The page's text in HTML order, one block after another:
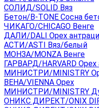
СОЛИД/SOLID Вяз
Бетон/B-TONE Сосна
ЧИКАГО/CHICAGO Венге
ДАЛИ/DALI Орех
АСТИ/ASTI Вяз/белый
МОНЗА/MONZA Венге
ГАРВАРД/HARVARD Орех
МИНИСТРИ/MINISTRY
ВЕНА/VIENNA Орех
МИНИСТРИ/MINISTRY
ОНИКС ДИРЕКТ/ONIX